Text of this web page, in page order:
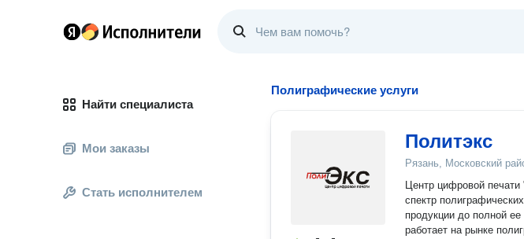
Найти специалиста
Мои заказы
Стать исполнителем
Полиграфические услуги
Политэкс
Рязань, Московский
Центр цифровой
спектр
продукции до полной ее
работает на рынке